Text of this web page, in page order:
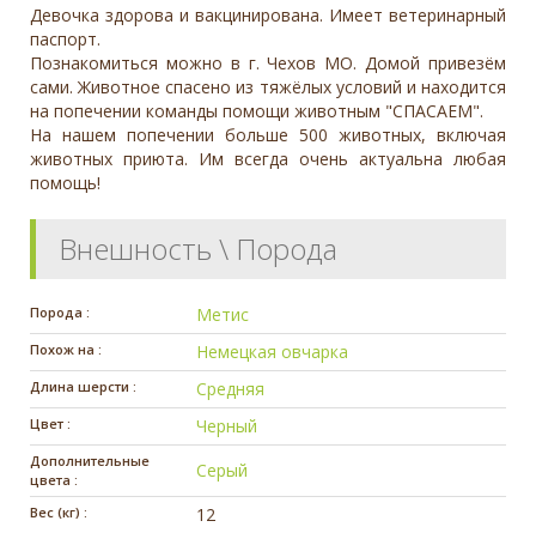
Девочка здорова и вакцинирована. Имеет ветеринарный
паспорт.
Познакомиться можно в г. Чехов МО. Домой привезём
сами. Животное спасено из тяжёлых условий и находится
на попечении команды помощи животным "СПАСАЕМ".
На нашем попечении больше 500 животных, включая
животных приюта. Им всегда очень актуальна любая
помощь!
Внешность \ Порода
Порода : Метис
Похож на : Немецкая овчарка
Длина шерсти : Средняя
Цвет : Черный
Дополнительные
цвета :
Серый
Вес (кг) : 12